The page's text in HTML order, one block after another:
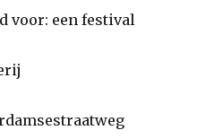
voor: een festival